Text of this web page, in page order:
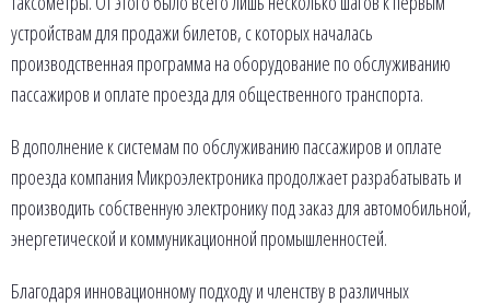
устройствам для продажи билетов, с которых началась
производственная программа на оборудование по обслуживанию
пассажиров и оплате проезда для общественного транспорта.
В дополнение к системам по обслуживанию пассажиров и оплате
проезда компания Микроэлектроника продолжает разрабатывать и
производить собственную электронику под заказ для автомобильной,
энергетической и коммуникационной промышленностей.
Благодаря инновационному подходу и членству в различных